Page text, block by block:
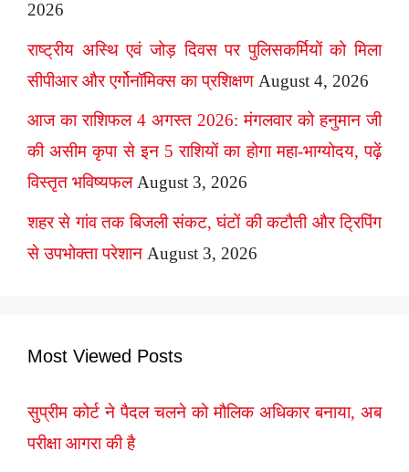
2026
राष्ट्रीय अस्थि एवं जोड़ दिवस पर पुलिसकर्मियों को मिला
सीपीआर और एर्गोनॉमिक्स का प्रशिक्षण August 4, 2026
आज का राशिफल 4 अगस्त 2026: मंगलवार को हनुमान जी
की असीम कृपा से इन 5 राशियों का होगा महा-भाग्योदय, पढ़ें
विस्तृत भविष्यफल August 3, 2026
शहर से गांव तक बिजली संकट, घंटों की कटौती और ट्रिपिंग
से उपभोक्ता परेशान August 3, 2026
Most Viewed Posts
सुप्रीम कोर्ट ने पैदल चलने को मौलिक अधिकार बनाया, अब
परीक्षा आगरा की है